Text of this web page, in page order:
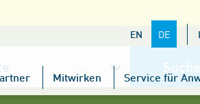
EN DE
Mitwirken Service für